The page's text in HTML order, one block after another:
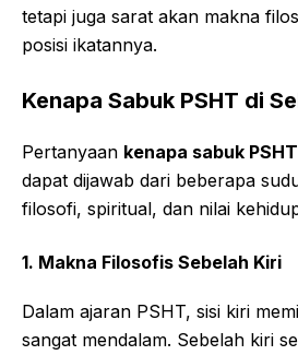
tetapi juga sarat akan makna
posisi ikatannya.
Kenapa Sabuk PSHT di
Pertanyaan kenapa sabuk
dapat dijawab dari beberapa
filosofi, spiritual, dan nilai
1. Makna Filosofis Sebelah Kiri
Dalam ajaran PSHT, sisi kiri
sangat mendalam. Sebelah kiri